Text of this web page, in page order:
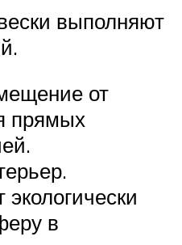
выполняют
от
прямых
в